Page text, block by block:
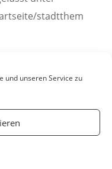
und unseren Service zu
stadtthem